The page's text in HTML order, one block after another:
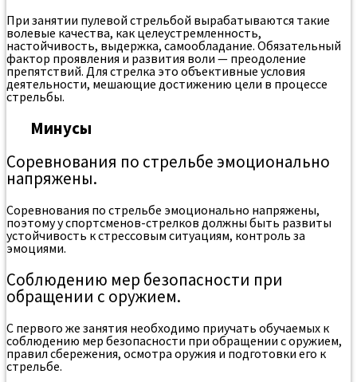
При занятии пулевой стрельбой вырабатываются такие
волевые качества, как целеустремленность,
настойчивость, выдержка, самообладание. Обязательный
фактор проявления и развития воли — преодоление
препятствий. Для стрелка это объективные условия
деятельности, мешающие достижению цели в процессе
стрельбы.
Минусы
Соревнования по стрельбе эмоционально
напряжены.
Соревнования по стрельбе эмоционально напряжены,
поэтому у спортсменов-стрелков должны быть развиты
устойчивость к стрессовым ситуациям, контроль за
эмоциями.
Соблюдению мер безопасности при
обращении с оружием.
С первого же занятия необходимо приучать обучаемых к
соблюдению мер безопасности при обращении с оружием,
правил сбережения, осмотра оружия и подготовки его к
стрельбе.